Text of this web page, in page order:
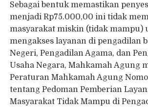
Sebagai bentuk memastikan
menjadi Rp75.000,00 ini tidak
masyarakat miskin (tidak mampu)
mengakses layanan di pengadilan
Negeri, Pengadilan Agama, dan
Usaha Negara, Mahkamah Agung
Peraturan Mahkamah Agung
tentang Pedoman Pemberian
Masyarakat Tidak Mampu di